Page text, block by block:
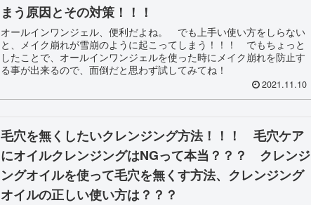
まう原因とその対策！！！
オールインワンジェル、便利だよね。 でも上手い使い方をしらない
と、メイク崩れが雪崩のように起こってしまう！！！ でもちょっと
したことで、オールインワンジェルを使った時にメイク崩れを防止す
る事が出来るので、面倒だと思わず試してみてね！
2021.11.10
毛穴を無くしたいクレンジング方法！！！ 毛穴ケア
にオイルクレンジングはNGって本当？？？ クレンジ
ングオイルを使って毛穴を無くす方法、クレンジング
オイルの正しい使い方は？？？